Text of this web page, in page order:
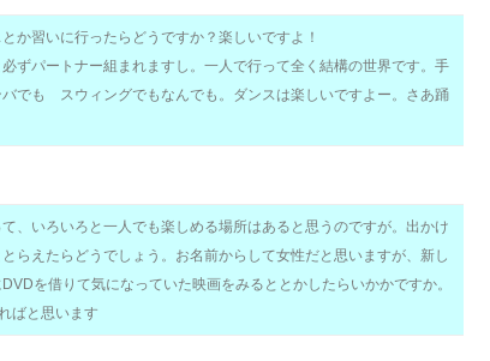
か習いに行ったらどうですか？楽しいですよ！
パートナー組まれますし。一人で行って全く結構の世界です。手
でも スウィングでもなんでも。ダンスは楽しいですよー。さあ踊
、いろいろと一人でも楽しめる場所はあると思うのですが。出かけ
らえたらどうでしょう。お名前からして女性だと思いますが、新し
を借りて気になっていた映画をみるととかしたらいかかですか。
ばと思います